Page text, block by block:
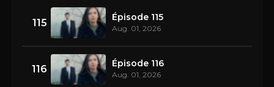
115 Épisode 115
Aug. 01, 2026
116 Épisode 116
Aug. 01, 2026